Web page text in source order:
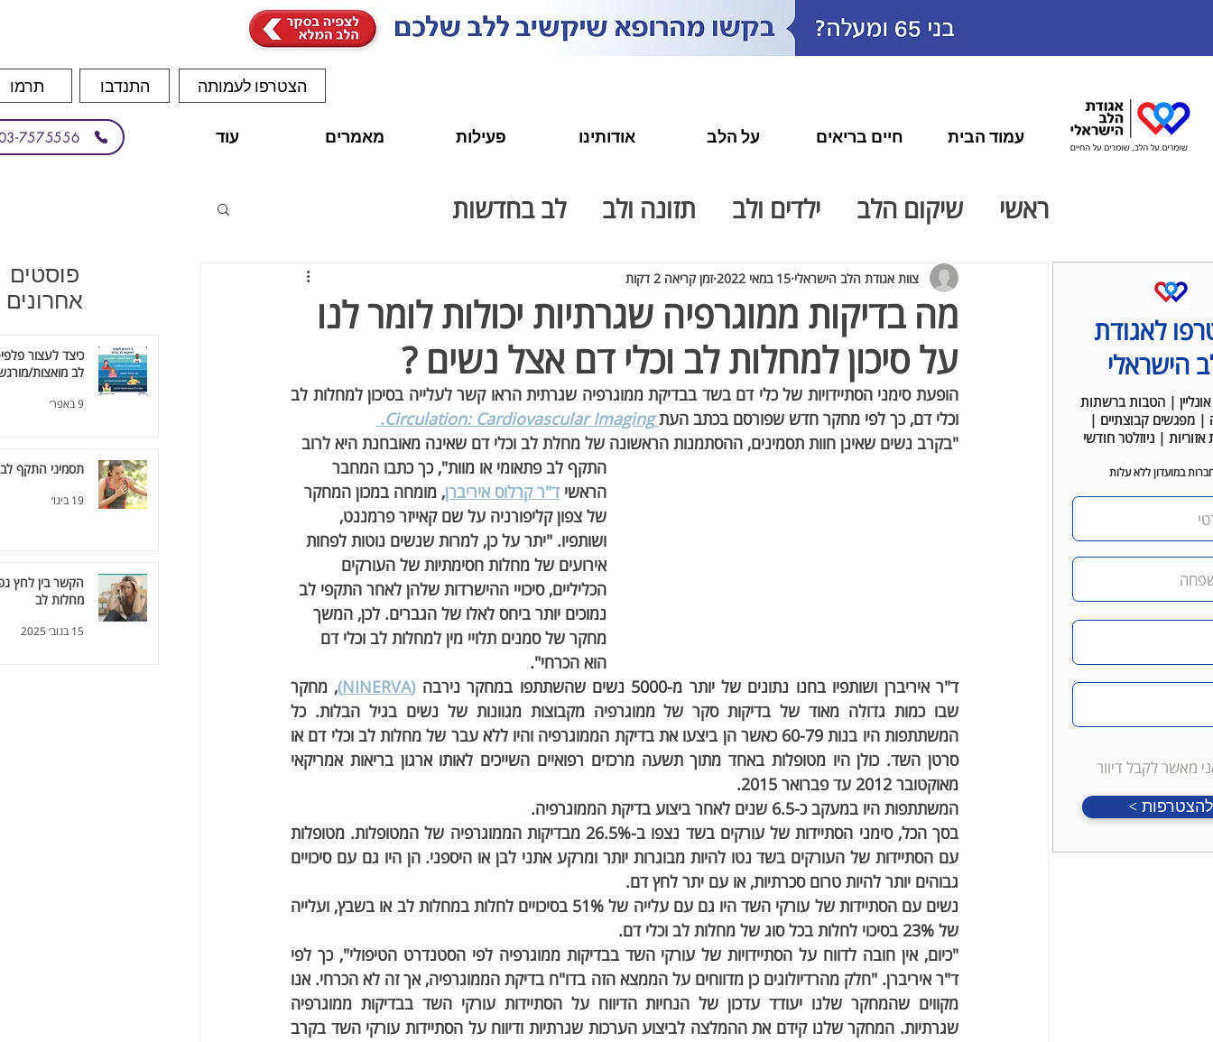
תרמו התנדבו הצטרפו לעמותה
7575556 עמוד הבית חיים בריאים על הלב אודותינו פעילות מאמרים עוד
פוסטים
אחרונים
כיצד לעצור
לב מואצות/
9 באפר׳
תסמיני התקף
19 בינו׳
הקשר בין לחץ
מחלות לב
15 בנוב׳ 2025
ראשי שיקום הלב ילדים ולב תזונה ולב לב בחדשות
חדש ברפואת הלב לב בקהילה משפחה ולב
פעילות גופנית ולב חינוך ולב לבבות ישראלים קטנים
מה בדיקות ממוגרפיה שגרתיות יכולות לומר לנו
על סיכון למחלות לב וכלי דם אצל נשים ?
צוות אגודת הלב הישראלי 15 במאי 2022 זמן קריאה 2 דקות
וכלי דם, כך לפי מחקר חדש שפורסם בכתב העת Circulation: Cardiovascular Imaging
.
"בקרב נשים שאינן חוות תסמינים, ההסתמנות הראשונה של מחלת לב וכלי דם שאינה מאובחנת היא לרוב
התקף לב פתאומי או מוות", כך כתבו המחבר
הראשי ד"ר קרלוס איריברן, מומחה במכון המחקר
של צפון קליפורניה על שם קאייזר פרמננט,
ושותפיו. "יתר על כן, למרות שנשים נוטות לפחות
אירועים של מחלות חסימתיות של העורקים
הכליליים, סיכויי ההישרדות שלהן לאחר התקפי לב
נמוכים יותר ביחס לאלו של הגברים. לכן, המשך
מחקר של סמנים תלויי מין למחלות לב וכלי דם
הוא הכרחי".
ד"ר איריברן ושותפיו בחנו נתונים של יותר מ-5000 נשים שהשתתפו במחקר נירבה
(NINERVA)
מאוקטובר 2012 עד פברואר 2015.
המשתתפות היו במעקב כ-6.5 שנים לאחר ביצוע בדיקת הממוגרפיה.
גבוהים יותר להיות טרום סכרתיות, או עם יתר לחץ דם.
של 23% בסיכוי לחלות בכל סוג של מחלות לב וכלי דם.
לאגודת
הישראלי
| הטבות ברשתות
| מפגשים קבוצתיים |
אזוריות | ניוזלטר חודשי
במועדון ללא עלות
מאשר לקבל דיוור
< להצטרפות